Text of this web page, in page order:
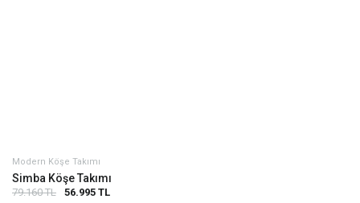
Modern Köşe Takımı
Simba Köşe Takımı
79.160 TL 56.995 TL